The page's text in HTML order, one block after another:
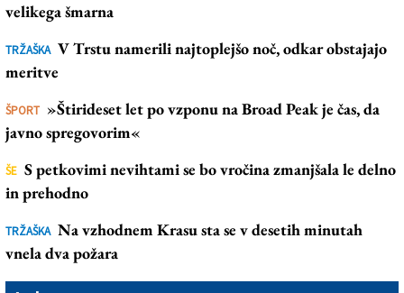
velikega šmarna
TRŽAŠKA V Trstu namerili najtoplejšo noč, odkar obstajajo
meritve
ŠPORT »Štirideset let po vzponu na Broad Peak je čas, da
javno spregovorim«
ŠE S petkovimi nevihtami se bo vročina zmanjšala le delno
in prehodno
TRŽAŠKA Na vzhodnem Krasu sta se v desetih minutah
vnela dva požara